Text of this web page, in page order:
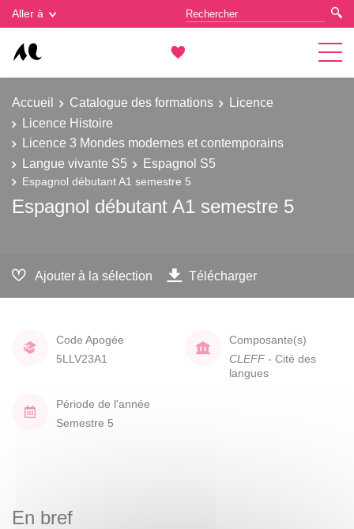
Aller à
Accueil Catalogue des formations
Licence
Licence Histoire
Licence 3 Mondes modernes et contemporains
Langue vivante S5
Espagnol S5
Espagnol débutant A1 semestre 5
Espagnol débutant A1 semestre 5
Ajouter à la sélection Télécharger
Code Apogée
5LLV23A1
Composante(s)
CLEFF - Cité des
langues
Période de l'année
Semestre 5
En bref
Gestion des cookies